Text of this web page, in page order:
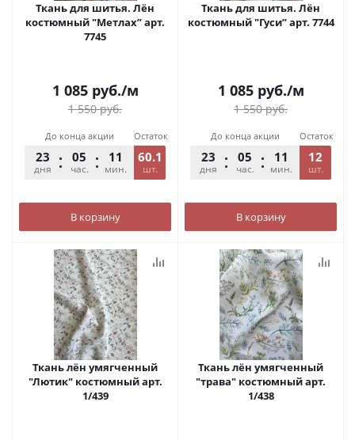
Ткань для шитья. Лён
костюмный "Метлах” арт.
7745
1 085руб./м
1 550руб.
До конца акции
23
дня
05
час.
11
мин.
54
сек.
Остаток
60.1
шт.
В корзину
Ткань для шитья. Лён
костюмный "Гуси” арт. 7744
1 085руб./м
1 550руб.
До конца акции
23
дня
05
час.
11
мин.
54
сек.
Остаток
12
шт.
В корзину
Ткань лён умягченный
"Лютик" костюмный арт.
1/439
Ткань лён умягченный
"трава" костюмный арт.
1/438